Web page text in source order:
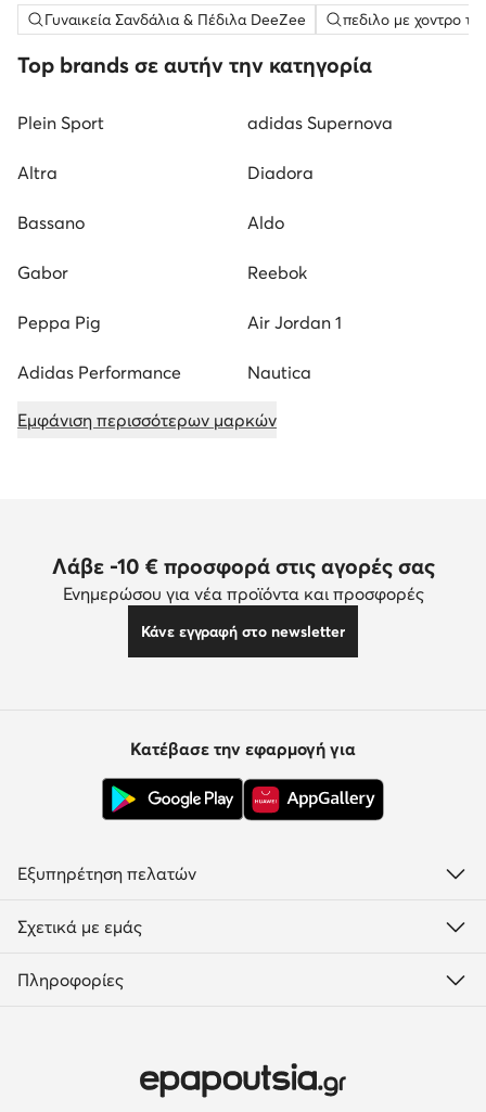
Γυναικεία Σανδάλια & Πέδιλα DeeZee πεδιλο με χοντρο
Top brands σε αυτήν την κατηγορία
Plein Sport adidas Supernova
Altra Diadora
Bassano Aldo
Gabor Reebok
Peppa Pig Air Jordan 1
Adidas Performance Nautica
Εμφάνιση περισσότερων μαρκών
Λάβε -10 € προσφορά στις αγορές σας
Ενημερώσου για νέα προϊόντα και προσφορές
Κάνε εγγραφή στο newsletter
Κατέβασε την εφαρμογή για
Εξυπηρέτηση πελατών
Σχετικά με εμάς
Πληροφορίες